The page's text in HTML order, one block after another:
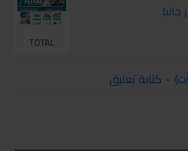
TOTAL
- كتابة تعليق